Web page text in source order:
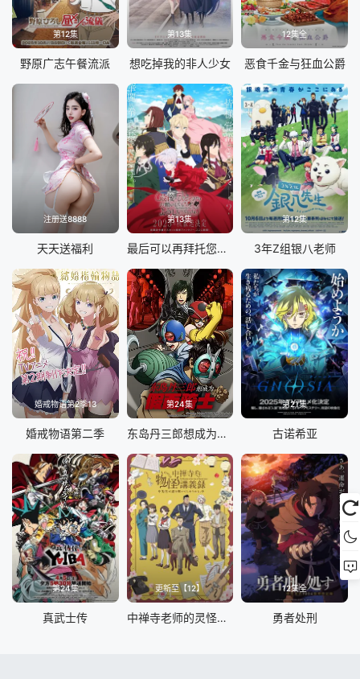
第12集
野原广志午餐流派
第13集
想吃掉我的非人少女
12集全
恶食千金与狂血公爵
注册送8888
天天送福利
第13集
最后可以再拜托您一件事吗
第12集
3年Z组银八老师
婚戒物语第2季13
婚戒物语第二季
第24集
东岛丹三郎想成为假面骑士
第21集
古诺希亚
第24集
真武士传
更新至【12】
中禅寺老师的灵怪讲义实录 老师会把谜题全都解开的。
12集全
勇者处刑